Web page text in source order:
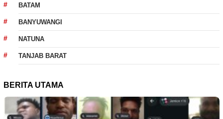
BATAM
BANYUWANGI
NATUNA
TANJAB BARAT
BERITA UTAMA